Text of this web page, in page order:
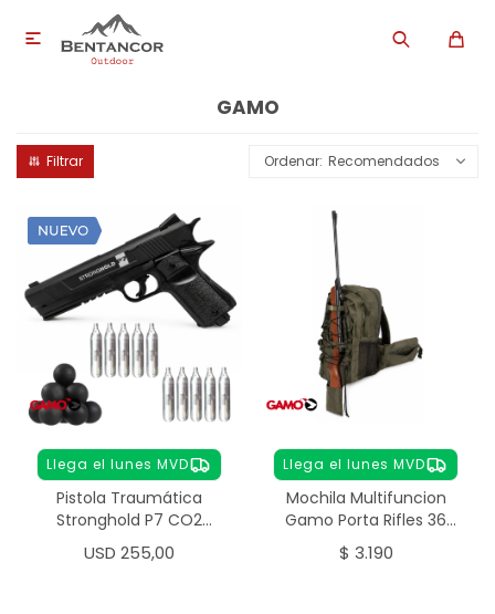

GAMO
Recomendados
Llega el lunes MVD
Pistola Traumática
Stronghold P7 CO2
Calibre .50
USD 255,00
Llega el lunes MVD
Mochila Multifuncion
Gamo Porta Rifles 36
Litros
$ 3.190